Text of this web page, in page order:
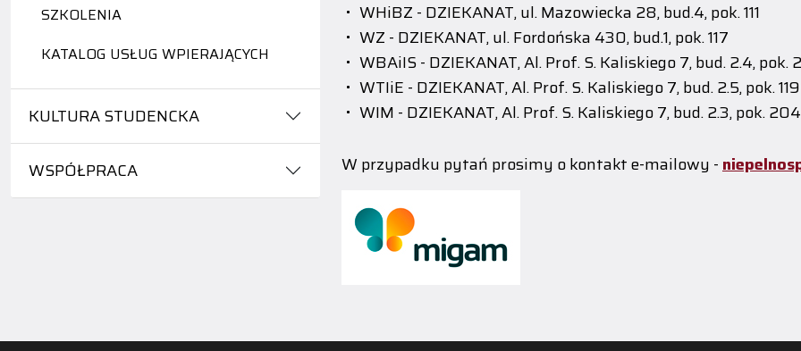
SZKOLENIA
KATALOG USŁUG WPIERAJĄCYCH
KULTURA STUDENCKA
WSPÓŁPRACA
WHiBZ - DZIEKANAT, ul. Mazowiecka 28, bud.4, pok. 111
WZ - DZIEKANAT, ul. Fordońska 430, bud.1, pok. 117
WBAiIS - DZIEKANAT, Al. Prof. S. Kaliskiego 7, bud. 2.4, pok.
WTIiE - DZIEKANAT, Al. Prof. S. Kaliskiego 7, bud. 2.5, pok. 119
WIM - DZIEKANAT, Al. Prof. S. Kaliskiego 7, bud. 2.3, pok. 204
W przypadku pytań prosimy o kontakt e-mailowy -